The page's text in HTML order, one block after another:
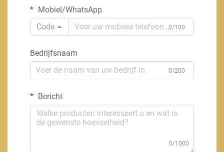
Mobiel/WhatsApp
Code
0/100
Bedrijfsnaam
0/200
Bericht
0/1000